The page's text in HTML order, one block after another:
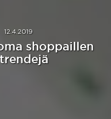
12.4.2019
shoppaillen